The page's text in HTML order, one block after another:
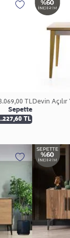
TL
Sepette
TL
Devin Açılır